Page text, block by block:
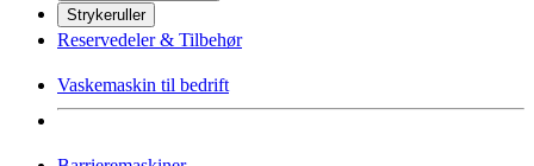
Strykeruller
Reservedeler & Tilbehør
Vaskemaskin til bedrift